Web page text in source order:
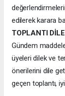
edilerek karara
TOPLANTI
Gündem
üyeleri dilek ve
önerilerini dile
geçen toplantı,